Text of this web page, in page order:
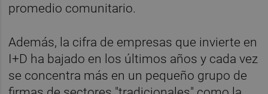
promedio comunitario.
Además, la cifra de empresas que invierte en
I+D ha bajado en los últimos años y cada vez
se concentra más en un pequeño grupo de